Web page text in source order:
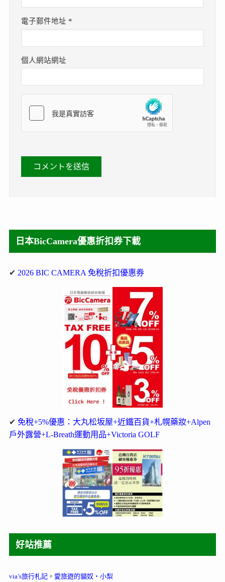
電子郵件地址 *
個人網站網址
日本BicCamera優惠折扣券下載
✔ 2026 BIC CAMERA 免稅折扣優惠券
✔ 免稅+5%優惠：大丸松坂屋+近鐵百貨+札幌藥妝+Alpen
戶外露營+L-Breath運動用品+Victoria GOLF
好站推薦
via’s旅行札記。 愛旅遊的貓奴‧小梨